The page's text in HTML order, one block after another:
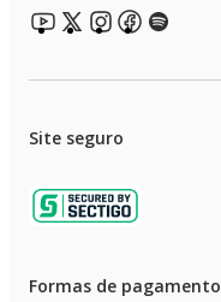
Site seguro
Formas de pagamento